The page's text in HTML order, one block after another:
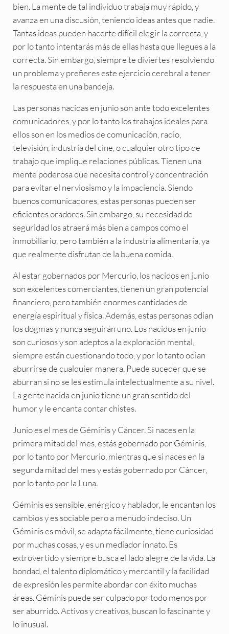
bien. La mente de tal individuo trabaja muy rápido, y
avanza en una discusión, teniendo ideas antes que nadie.
Tantas ideas pueden hacerte difícil elegir la correcta, y
por lo tanto intentarás más de ellas hasta que llegues a la
correcta. Sin embargo, siempre te diviertes resolviendo
un problema y prefieres este ejercicio cerebral a tener
la respuesta en una bandeja.
Las personas nacidas en junio son ante todo excelentes
comunicadores, y por lo tanto los trabajos ideales para
ellos son en los medios de comunicación, radio,
televisión, industria del cine, o cualquier otro tipo de
trabajo que implique relaciones públicas. Tienen una
mente poderosa que necesita control y concentración
para evitar el nerviosismo y la impaciencia. Siendo
buenos comunicadores, estas personas pueden ser
eficientes oradores. Sin embargo, su necesidad de
seguridad los atraerá más bien a campos como el
inmobiliario, pero también a la industria alimentaria, ya
que realmente disfrutan de la buena comida.
Al estar gobernados por Mercurio, los nacidos en junio
son excelentes comerciantes, tienen un gran potencial
financiero, pero también enormes cantidades de
energía espiritual y física. Además, estas personas odian
los dogmas y nunca seguirán uno. Los nacidos en junio
son curiosos y son adeptos a la exploración mental,
siempre están cuestionando todo, y por lo tanto odian
aburrirse de cualquier manera. Puede suceder que se
aburran si no se les estimula intelectualmente a su nivel.
La gente nacida en junio tiene un gran sentido del
humor y le encanta contar chistes.
Junio es el mes de Géminis y Cáncer. Si naces en la
primera mitad del mes, estás gobernado por Géminis,
por lo tanto por Mercurio, mientras que si naces en la
segunda mitad del mes y estás gobernado por Cáncer,
por lo tanto por la Luna.
Géminis es sensible, enérgico y hablador, le encantan los
cambios y es sociable pero a menudo indeciso. Un
Géminis es móvil, se adapta fácilmente, tiene curiosidad
por muchas cosas, y es un mediador innato. Es
extrovertido y siempre busca el lado alegre de la vida. La
bondad, el talento diplomático y mercantil y la facilidad
de expresión les permite abordar con éxito muchas
áreas. Géminis puede ser culpado por todo menos por
ser aburrido. Activos y creativos, buscan lo fascinante y
lo inusual.